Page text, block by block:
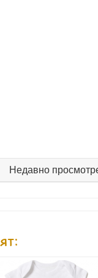
Недавно